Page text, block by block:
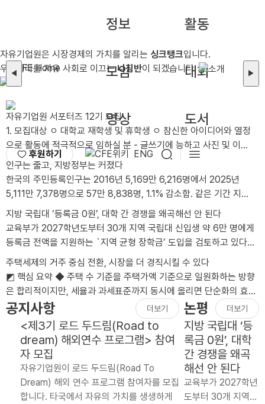
정보 활동
모임 대회
영상 도서
후원하기 ENG
자유기업원은 시장경제의 가치를 알리는 싱크탱크입니다.
우리나라를 자유 사회로 이끄는나침반이 되겠습니다.
◀ ▶
자유기업원 서포터즈 12기 모집
1. 모집대상 ㅇ 대학교 재학생 및 휴학생 ㅇ 참신한 아이디어와 열정
으로 활동에 적극적으로 임하실 분 - 글쓰기에 능하고 사진 및 이미
지 편집이 가능한 자 - 타 서포터즈 활동 유경험자 및 SNS 활용 가
능자, 그래픽툴 활용 가능자는 가산점 부여 ㅇ 2026년 12월까지 성
실한 활동이 가능한 분 - 월 2회 이상 콘텐츠(카드뉴스, 블로그, 동영
상 등) 제작이 가능한 분 - 발대식 및 수료식(비대면)에 참석 가능한
분 *발대식 일시/장소: 2026년 8월 28일 금요일 오후 1시 / 선유
도역 8번 출구 인근 어반322 5층 푸른홀 *불참시 서포터즈 자격이
박탈됩니다. 2. 모집인원 ㅇ 총 00명 3. 활동기간 ..
인구는 줄고, 지방정부는 커졌다
한국의 주민등록인구는 2016년 5,169만 6,216명에서 2025년
5,111만 7,378명으로 57만 8,838명, 1.1% 감소함. 같은 기간 지방
공무원 정원은 30만 7,566명에서 38만 4,155..
지방 국립대 ‘등록금 0원’, 대학 간 경쟁을 왜곡해선 안 된다
교육부가 2027학년도부터 30개 지역 국립대 신입생 약 6만 명에게
등록금 전액을 지원하는 `지역 균형 장학금’ 도입을 검토하고 있다.
연간 지원 규모는 약 2천억 원이..
주택세제의 거주 중심 전환, 시장을 더 경직시킬 수 있다
◩ 핵심 요약 ◆ 주택 수 기준을 주택가액 기준으로 일원화하는 방향
은 합리적이지만, 세율과 과세표준까지 동시에 올리면 단순화의 효과
가 상쇄될 수 있음.◆ 장기..
공지사항 더보기
<제3기 로드 두드림(Road to
dream) 해외연수 프로그램> 참여
자 모집
자유기업원이 로드 두드림(Road To
Dream) 해외 연수 프로그램 참여자를 모집
합니다. 타국에서 자유의 가치를 생생하게
논평 더보기
지방 국립대 ‘등
록금 0원’, 대학
간 경쟁을 왜곡
해선 안 된다
교육부가 2027학년
도부터 30개 지역